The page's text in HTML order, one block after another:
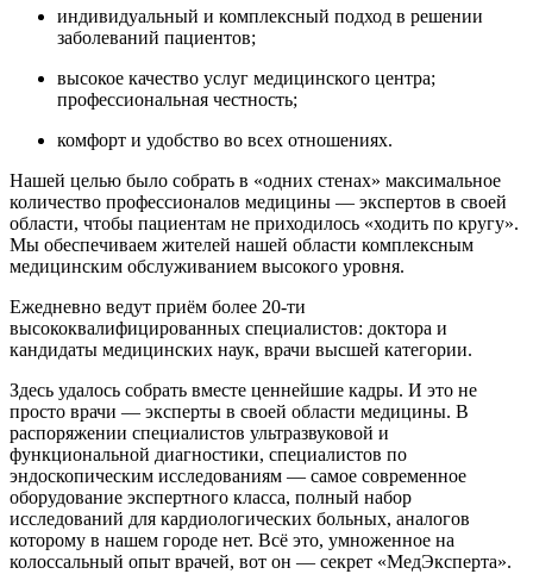
индивидуальный и комплексный подход в решении
заболеваний пациентов;
высокое качество услуг медицинского центра;
профессиональная честность;
комфорт и удобство во всех отношениях.
Нашей целью было собрать в «одних стенах» максимальное
количество профессионалов медицины — экспертов в своей
области, чтобы пациентам не приходилось «ходить по кругу».
Мы обеспечиваем жителей нашей области комплексным
медицинским обслуживанием высокого уровня.
Ежедневно ведут приём более 20-ти
высококвалифицированных специалистов: доктора и
кандидаты медицинских наук, врачи высшей категории.
Здесь удалось собрать вместе ценнейшие кадры. И это не
просто врачи — эксперты в своей области медицины. В
распоряжении специалистов ультразвуковой и
функциональной диагностики, специалистов по
эндоскопическим исследованиям — самое современное
оборудование экспертного класса, полный набор
исследований для кардиологических больных, аналогов
которому в нашем городе нет. Всё это, умноженное на
колоссальный опыт врачей, вот он — секрет «МедЭксперта».